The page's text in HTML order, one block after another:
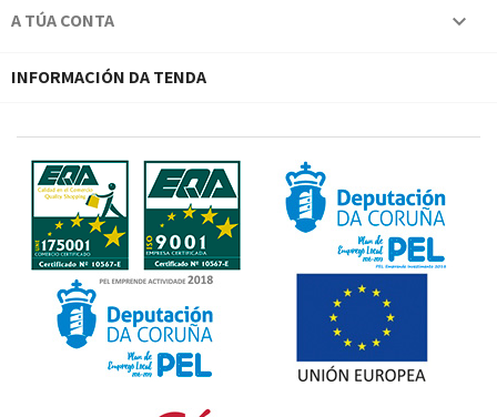
A TÚA CONTA 
INFORMACIÓN DA TENDA